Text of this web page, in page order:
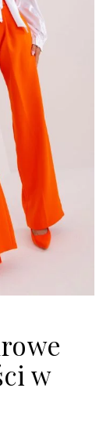
w